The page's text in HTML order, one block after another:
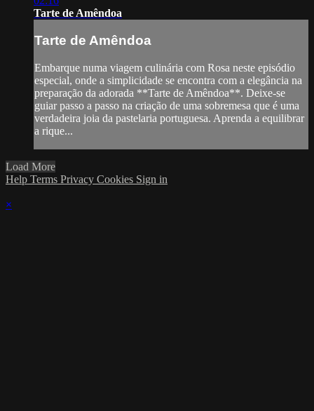
Tarte de Amêndoa
Tarte de Amêndoa
Embarque numa viagem culinária com Rosa neste episódio
especial, onde a simplicidade se encontra com a elegância na
preparação da adorada **Tarte de Amêndoa**. Deixe-se
guiar passo a passo na criação de uma sobremesa que é uma
verdadeira joia da pastelaria portuguesa. Aprenda a equilibrar
a rique...
Load More
Help Terms Privacy Cookies Sign in
×